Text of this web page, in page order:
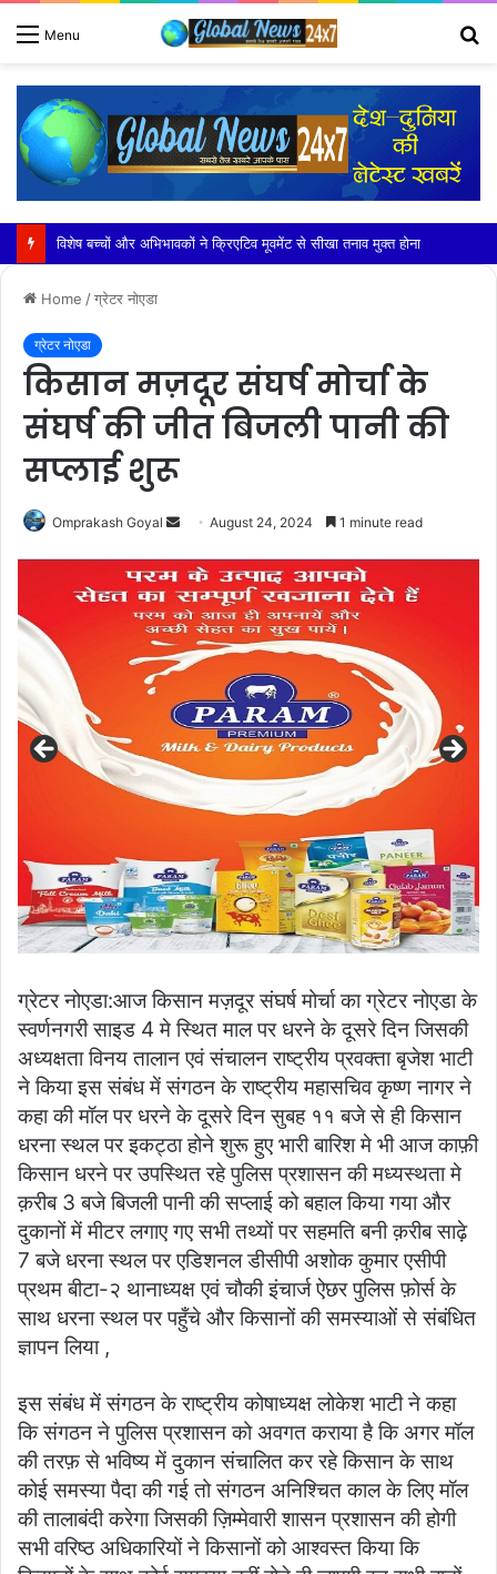
Menu
Home /ग्रेटर नोएडा
ग्रेटर नोएडा
किसान मज़दूर संघर्ष मोर्चा के
संघर्ष की जीत बिजली पानी की
सप्लाई शुरू
Omprakash Goyal
Send
email
August 24, 2024 1 minute read
ग्रेटर नोएडा:आज किसान मज़दूर संघर्ष मोर्चा का ग्रेटर नोएडा के
स्वर्णनगरी साइड 4 मे स्थित माल पर धरने के दूसरे दिन जिसकी
अध्यक्षता विनय तालान एवं संचालन राष्ट्रीय प्रवक्ता बृजेश भाटी
ने किया इस संबंध में संगठन के राष्ट्रीय महासचिव कृष्ण नागर ने
कहा की मॉल पर धरने के दूसरे दिन सुबह ११ बजे से ही किसान
धरना स्थल पर इकट्ठा होने शुरू हुए भारी बारिश मे भी आज काफ़ी
किसान धरने पर उपस्थित रहे पुलिस प्रशासन की मध्यस्थता मे
क़रीब 3 बजे बिजली पानी की सप्लाई को बहाल किया गया और
दुकानों में मीटर लगाए गए सभी तथ्यों पर सहमति बनी क़रीब साढ़े
7 बजे धरना स्थल पर एडिशनल डीसीपी अशोक कुमार एसीपी
प्रथम बीटा-२ थानाध्यक्ष एवं चौकी इंचार्ज ऐछर पुलिस फ़ोर्स के
साथ धरना स्थल पर पहुँचे और किसानों की समस्याओं से संबंधित
ज्ञापन लिया ,
इस संबंध में संगठन के राष्ट्रीय कोषाध्यक्ष लोकेश भाटी ने कहा
कि संगठन ने पुलिस प्रशासन को अवगत कराया है कि अगर मॉल
की तरफ़ से भविष्य में दुकान संचालित कर रहे किसान के साथ
कोई समस्या पैदा की गई तो संगठन अनिश्चित काल के लिए मॉल
की तालाबंदी करेगा जिसकी ज़िम्मेवारी शासन प्रशासन की होगी
सभी वरिष्ठ अधिकारियों ने किसानों को आश्वस्त किया कि